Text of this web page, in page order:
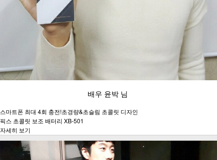
배우 윤박 님
스마트폰 최대 4회 충전!초경량&초슬림 초콜릿 디자인
픽스 초콜릿 보조 배터리 XB-501
자세히 보기